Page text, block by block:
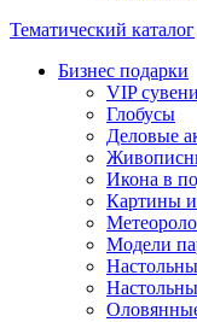
Тематический каталог
Бизнес подарки
VIP
Глобусы
Деловые
Икона в
Картины
Модели